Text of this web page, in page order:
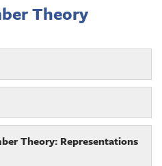
Theory
Theory: Representations